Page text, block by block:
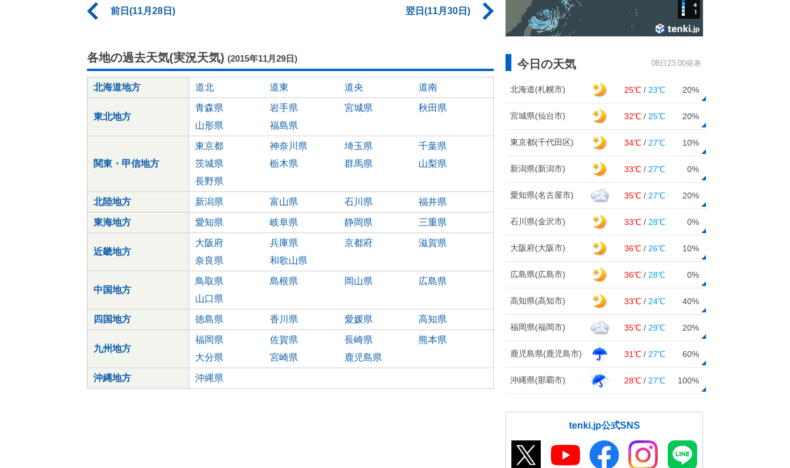
前日(11月28日) 翌日(11月30日)
各地の過去天気(実況天気) (2015年11月29日)
北海道地方 道北 道東 道央 道南
東北地方
青森県 岩手県 宮城県
秋田県
山形県
福島県
関東・甲信地方
東京都 神奈川県 埼玉県
千葉県
茨城県
栃木県 群馬県
山梨県
長野県
北陸地方 新潟県 富山県 石川県 福井県
東海地方 愛知県 岐阜県 静岡県 三重県
近畿地方
大阪府 兵庫県 京都府
滋賀県
奈良県
和歌山県
中国地方
鳥取県 島根県 岡山県
広島県
山口県
四国地方 徳島県 香川県 愛媛県 高知県
九州地方
福岡県 佐賀県 長崎県
熊本県
大分県
宮崎県 鹿児島県
沖縄地方 沖縄県
今日の天気 08日23:00発表
北海道(札幌市) 25℃ / 23℃ 20%
宮城県(仙台市) 32℃ / 25℃ 20%
東京都(千代田区) 34℃ / 27℃ 10%
新潟県(新潟市) 33℃ / 27℃ 0%
愛知県(名古屋市) 35℃ / 27℃ 20%
石川県(金沢市) 33℃ / 28℃ 0%
大阪府(大阪市) 36℃ / 26℃ 10%
広島県(広島市) 36℃ / 28℃ 0%
高知県(高知市) 33℃ / 24℃ 40%
福岡県(福岡市) 35℃ / 29℃ 20%
鹿児島県(鹿児島市) 31℃ / 27℃ 60%
沖縄県(那覇市) 28℃ / 27℃ 100%
tenki.jp公式SNS